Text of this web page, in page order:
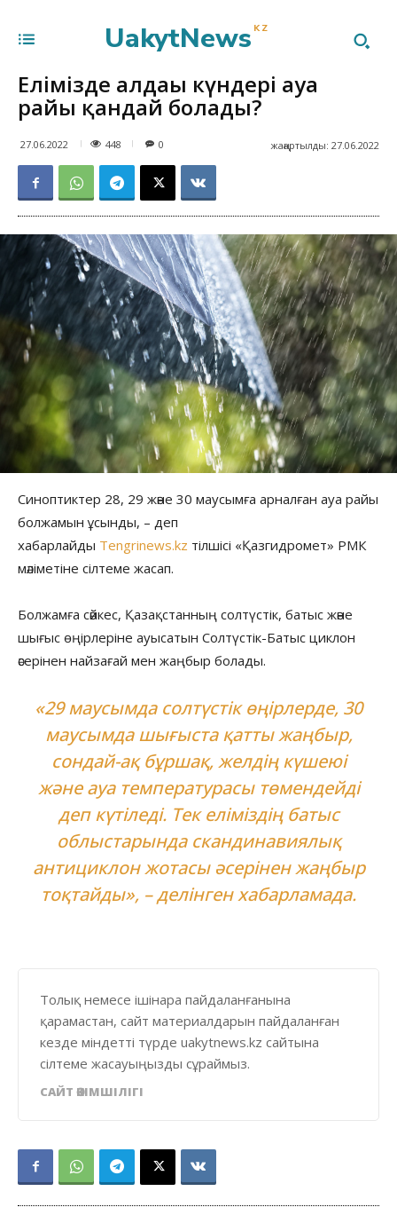
UakytNews KZ
Елімізде алдағы күндері ауа
райы қандай болады?
27.06.2022 448 жаңартылды: 27.06.2022
0
Синоптиктер 28, 29 және 30 маусымға арналған ауа райы
болжамын ұсынды, – деп
хабарлайды Tengrinews.kz тілшісі «Қазгидромет» РМК
мәліметіне сілтеме жасап.
Болжамға сәйкес, Қазақстанның солтүстік, батыс және
шығыс өңірлеріне ауысатын Солтүстік-Батыс циклон
әсерінен найзағай мен жаңбыр болады.
«29 маусымда солтүстік өңірлерде, 30
маусымда шығыста қатты жаңбыр,
сондай-ақ бұршақ, желдің күшеюі
және ауа температурасы төмендейді
деп күтіледі. Тек еліміздің батыс
облыстарында скандинавиялық
антициклон жотасы әсерінен жаңбыр
тоқтайды», – делінген хабарламада.
Толық немесе ішінара пайдаланғанына
қарамастан, сайт материалдарын пайдаланған
кезде міндетті түрде uakytnews.kz сайтына
сілтеме жасауыңызды сұраймыз.
САЙТ ӘКІМШІЛІГІ